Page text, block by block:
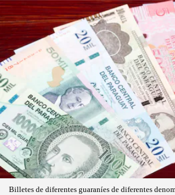
Billetes de diferentes guaraníes de diferentes